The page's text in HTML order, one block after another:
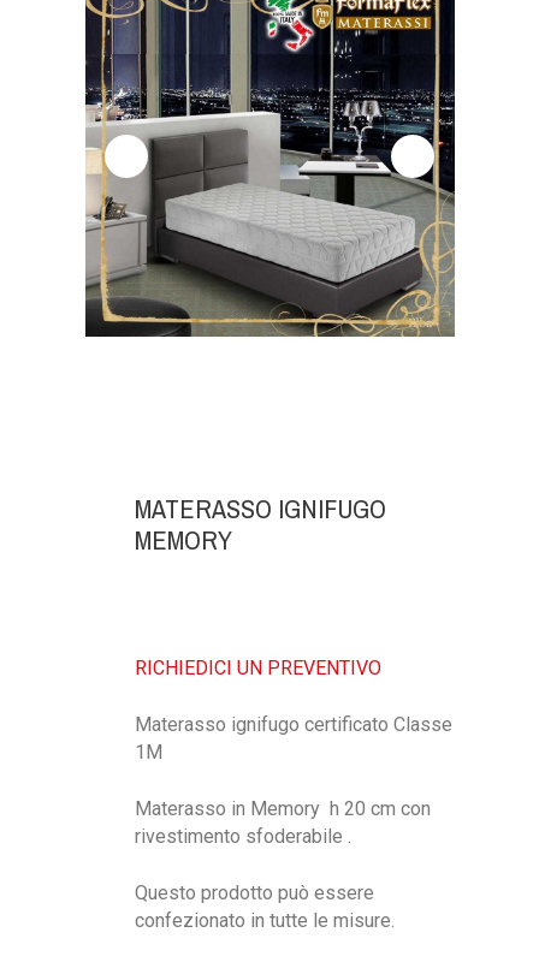
MATERASSO IGNIFUGO
MEMORY
RICHIEDICI UN PREVENTIVO
Materasso ignifugo certificato Classe
1M
Materasso in Memory h 20 cm con
rivestimento sfoderabile .
Questo prodotto può essere
confezionato in tutte le misure.